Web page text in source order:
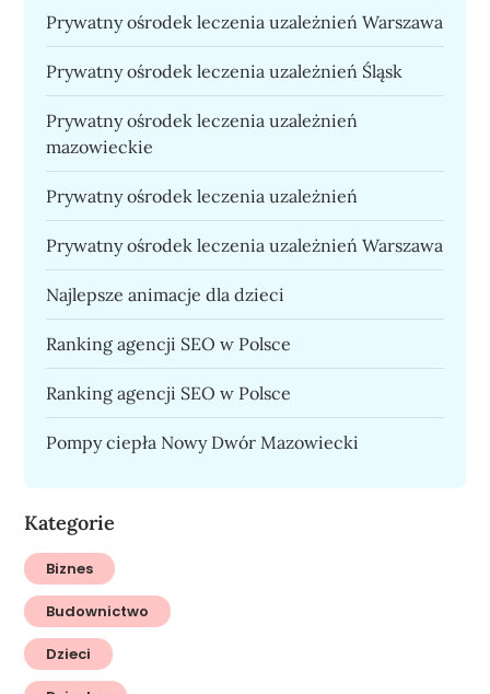
Prywatny ośrodek leczenia uzależnień Warszawa
Prywatny ośrodek leczenia uzależnień Śląsk
Prywatny ośrodek leczenia uzależnień
mazowieckie
Prywatny ośrodek leczenia uzależnień
Prywatny ośrodek leczenia uzależnień Warszawa
Najlepsze animacje dla dzieci
Ranking agencji SEO w Polsce
Ranking agencji SEO w Polsce
Pompy ciepła Nowy Dwór Mazowiecki
Kategorie
Biznes
Budownictwo
Dzieci